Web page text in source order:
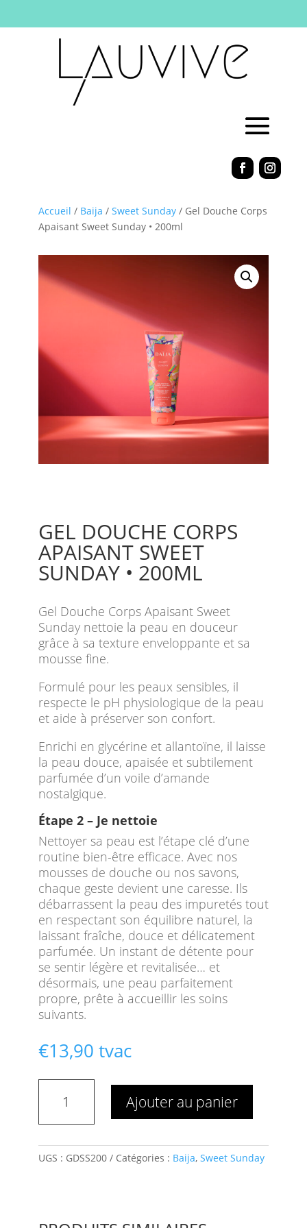
Accueil / Baija / Sweet Sunday / Gel Douche Corps
Apaisant Sweet Sunday • 200ml
GEL DOUCHE CORPS
APAISANT SWEET
SUNDAY • 200ML
Gel Douche Corps Apaisant Sweet
Sunday nettoie la peau en douceur
grâce à sa texture enveloppante et sa
mousse fine.
Formulé pour les peaux sensibles, il
respecte le pH physiologique de la peau
et aide à préserver son confort.
Enrichi en glycérine et allantoïne, il laisse
la peau douce, apaisée et subtilement
parfumée d’un voile d’amande
nostalgique.
Étape 2 – Je nettoie
Nettoyer sa peau est l’étape clé d’une
routine bien-être efficace. Avec nos
mousses de douche ou nos savons,
chaque geste devient une caresse. Ils
débarrassent la peau des impuretés tout
en respectant son équilibre naturel, la
laissant fraîche, douce et délicatement
parfumée. Un instant de détente pour
se sentir légère et revitalisée… et
désormais, une peau parfaitement
propre, prête à accueillir les soins
suivants.
€13,90 tvac
Corps
Apaisant
Ajouter au panier
UGS : GDSS200 Catégories : Baija, Sweet Sunday